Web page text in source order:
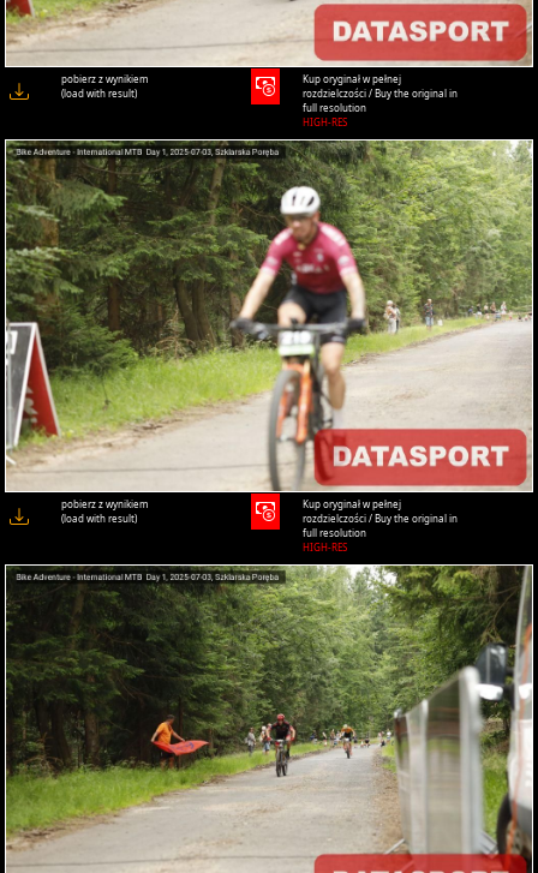
pobierz z wynikiem
(load with result)
Kup oryginał w pełnej
rozdzielczości / Buy the original in
full resolution
HIGH-RES
pobierz z wynikiem
(load with result)
Kup oryginał w pełnej
rozdzielczości / Buy the original in
full resolution
HIGH-RES